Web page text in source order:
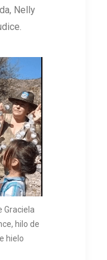
Graciela
hilo de
hielo
Nelly